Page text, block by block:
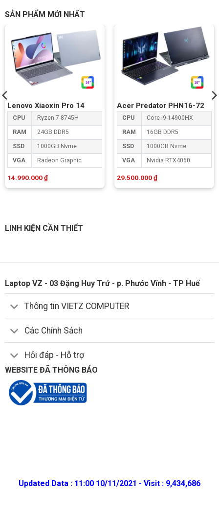
SẢN PHẨM MỚI NHẤT
Lenovo Xiaoxin Pro 14
CPU Ryzen 7-8745H
RAM 24GB DDR5
SSD 1000GB Nvme
VGA Radeon Graphic
14.990.000₫
Acer Predator PHN16-72
CPU Core i9-14900HX
RAM 16GB DDR5
SSD 1000GB Nvme
VGA Nvidia RTX4060
29.500.000₫
LINH KIỆN CẦN THIẾT
Laptop VZ - 03 Đặng Huy Trứ - p. Phước Vĩnh - TP Huế
Thông tin VIETZ COMPUTER
Các Chính Sách
Hỏi đáp - Hỗ trợ
WEBSITE ĐÃ THÔNG BÁO
Updated Data : 11:00 10/11/2021 - Visit : 9,434,686